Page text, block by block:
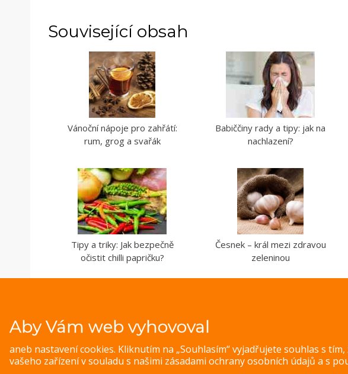
Související obsah
Vánoční nápoje pro zahřátí:
rum, grog a svařák
Babiččiny rady a tipy: jak na
nachlazení?
Tipy a triky: Jak bezpečně
očistit chilli papričku?
Česnek – král mezi zdravou
zeleninou
Aby Vám web vyhovoval
aneb nastavení cookies. Kliknutím na „Souhlasím“ vyjadřujete souhlas s
vašeho zařízení v souladu s našimi zásadami ochrany osobních údajů a s